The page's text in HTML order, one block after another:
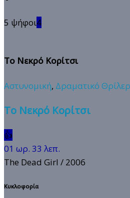
5 ψήφοι4
Το Νεκρό Κορίτσι
Αστυνομική, Δραματικό Θρίλερ
Το Νεκρό Κορίτσι
👍
01 ωρ. 33 λεπ.
The Dead Girl / 2006
Κυκλοφορία